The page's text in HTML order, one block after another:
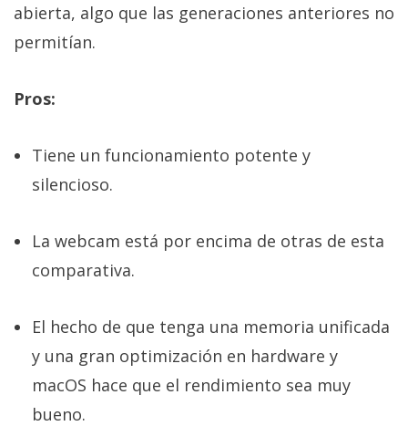
abierta, algo que las generaciones anteriores no
permitían.
Pros:
Tiene un funcionamiento potente y
silencioso.
La webcam está por encima de otras de esta
comparativa.
El hecho de que tenga una memoria unificada
y una gran optimización en hardware y
macOS hace que el rendimiento sea muy
bueno.